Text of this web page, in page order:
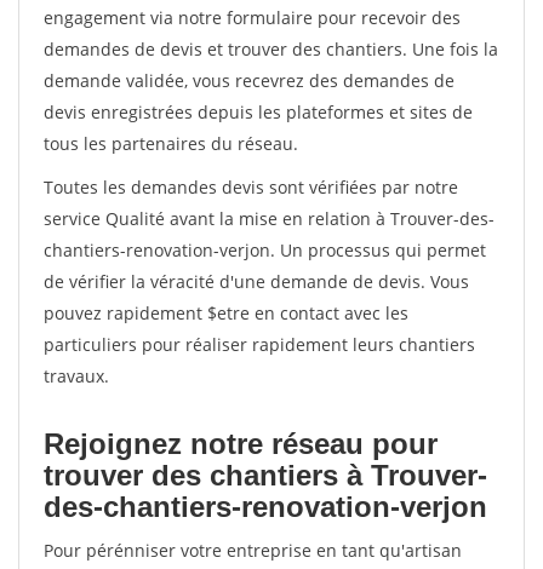
engagement via notre formulaire pour recevoir des
demandes de devis et trouver des chantiers. Une fois la
demande validée, vous recevrez des demandes de
devis enregistrées depuis les plateformes et sites de
tous les partenaires du réseau.
Toutes les demandes devis sont vérifiées par notre
service Qualité avant la mise en relation à Trouver-des-
chantiers-renovation-verjon. Un processus qui permet
de vérifier la véracité d'une demande de devis. Vous
pouvez rapidement $etre en contact avec les
particuliers pour réaliser rapidement leurs chantiers
travaux.
Rejoignez notre réseau pour
trouver des chantiers à Trouver-
des-chantiers-renovation-verjon
Pour pérénniser votre entreprise en tant qu'artisan